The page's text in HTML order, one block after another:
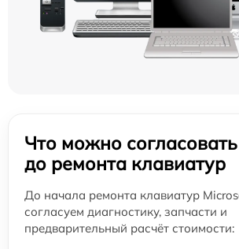
Что можно согласовать
до ремонта клавиатур
До начала ремонта клавиатур
согласуем диагностику, запчасти и
предварительный расчёт стоимости: